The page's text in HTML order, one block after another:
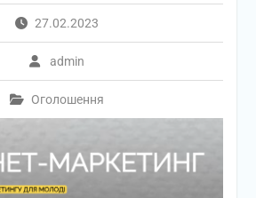
27.02.2023
admin
Оголошення